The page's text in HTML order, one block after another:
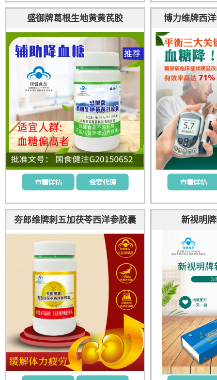
盛御牌葛根生地黄黄芪胶 博力维牌西
夯郎维牌刺五加茯苓西洋参胶囊 新视明